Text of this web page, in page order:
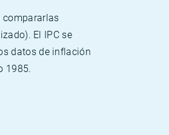
compararlas
El IPC se
datos de inflación
1985.